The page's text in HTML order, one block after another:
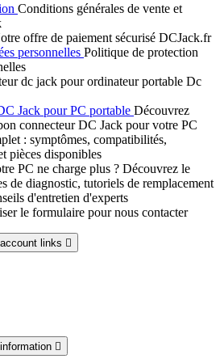
Conditions générales de vente et
offre de paiement sécurisé DCJack.fr
personnelles Politique de protection
dc jack pour ordinateur portable Dc
Jack pour PC portable Découvrez
connecteur DC Jack pour votre PC
: symptômes, compatibilités,
pièces disponibles
PC ne charge plus ? Découvrez le
de diagnostic, tutoriels de remplacement
d'entretien d'experts
le formulaire pour nous contacter
links 
